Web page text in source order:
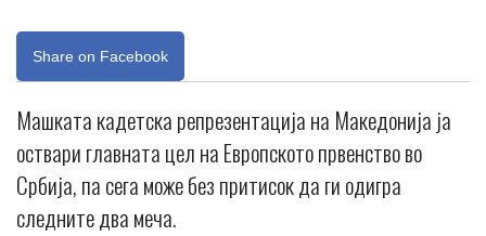
Share on Facebook
Машката кадетска репрезентација на Македонија ја
оствари главната цел на Европското првенство во
Србија, па сега може без притисок да ги одигра
следните два меча.